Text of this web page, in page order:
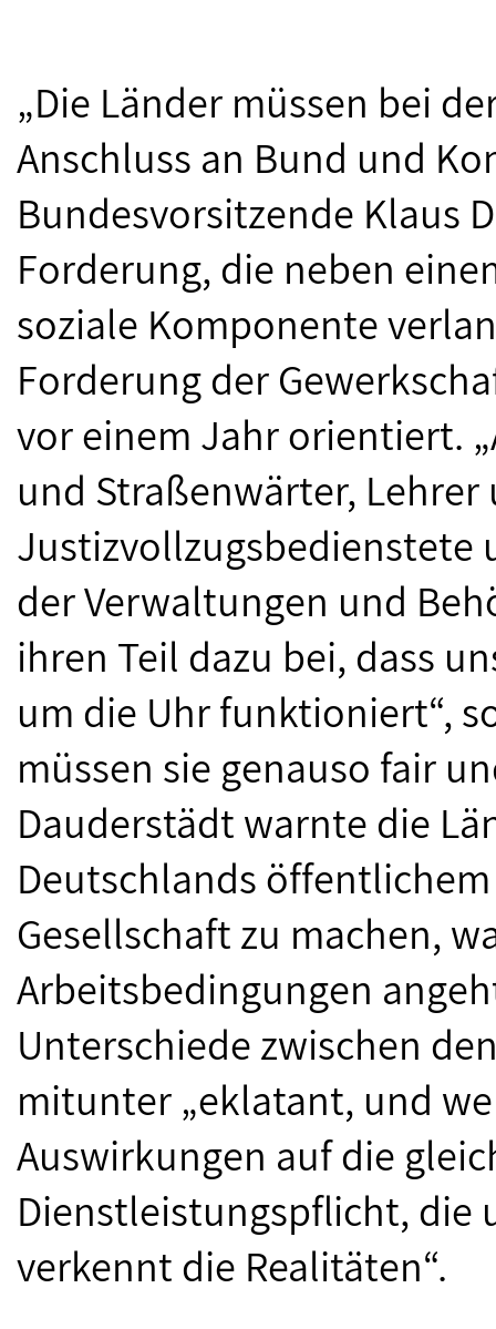
„Die Länder müssen bei
Anschluss an Bund und
Bundesvorsitzende Klaus
Forderung, die neben
soziale Komponente
Forderung der
vor einem Jahr orientiert.
und Straßenwärter,
Justizvollzugsbedienstete
der Verwaltungen und
ihren Teil dazu bei, dass
um die Uhr funktioniert“,
müssen sie genauso fair
Dauderstädt warnte die
Deutschlands
Gesellschaft zu machen,
Arbeitsbedingungen
Unterschiede zwischen
mitunter „eklatant, und
Auswirkungen auf die
Dienstleistungspflicht, die
verkennt die Realitäten“.